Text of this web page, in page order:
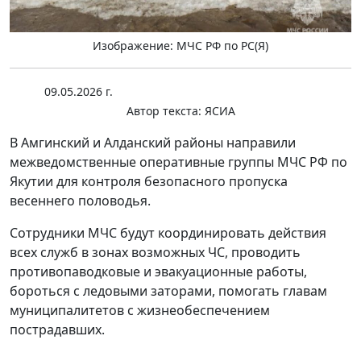
Изображение: МЧС РФ по РС(Я)
09.05.2026 г.
Автор текста: ЯСИА
В Амгинский и Алданский районы направили
межведомственные оперативные группы МЧС РФ по
Якутии для контроля безопасного пропуска
весеннего половодья.
Сотрудники МЧС будут координировать действия
всех служб в зонах возможных ЧС, проводить
противопаводковые и эвакуационные работы,
бороться с ледовыми заторами, помогать главам
муниципалитетов с жизнеобеспечением
пострадавших.